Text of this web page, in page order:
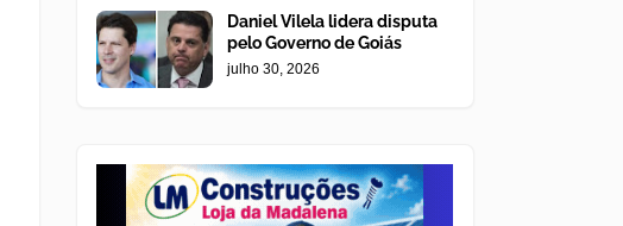
Daniel Vilela lidera disputa
pelo Governo de Goiás
julho 30, 2026